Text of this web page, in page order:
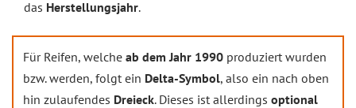
das Herstellungsjahr.
Für Reifen, welche ab dem Jahr 1990 produziert wurden
bzw. werden, folgt ein Delta-Symbol, also ein nach oben
hin zulaufendes Dreieck. Dieses ist allerdings optional